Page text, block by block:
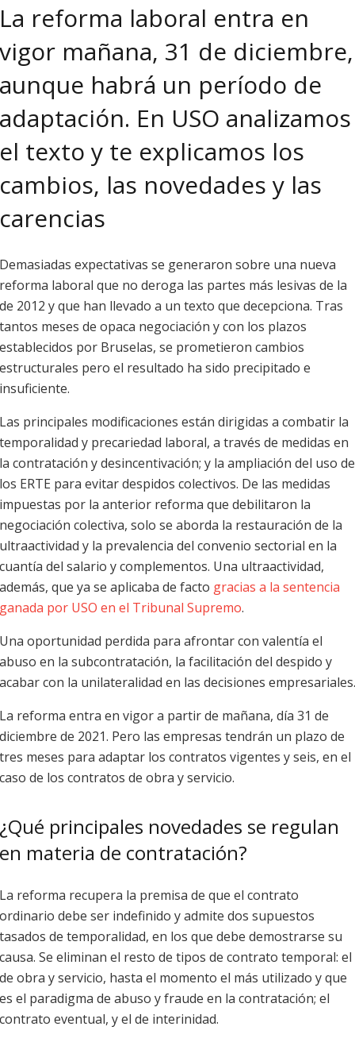
La reforma laboral entra en
vigor mañana, 31 de diciembre,
aunque habrá un período de
adaptación. En USO analizamos
el texto y te explicamos los
cambios, las novedades y las
carencias
Demasiadas expectativas se generaron sobre una nueva
reforma laboral que no deroga las partes más lesivas de la
de 2012 y que han llevado a un texto que decepciona. Tras
tantos meses de opaca negociación y con los plazos
establecidos por Bruselas, se prometieron cambios
estructurales pero el resultado ha sido precipitado e
insuficiente.
Las principales modificaciones están dirigidas a combatir la
temporalidad y precariedad laboral, a través de medidas en
la contratación y desincentivación; y la ampliación del uso de
los ERTE para evitar despidos colectivos. De las medidas
impuestas por la anterior reforma que debilitaron la
negociación colectiva, solo se aborda la restauración de la
ultraactividad y la prevalencia del convenio sectorial en la
cuantía del salario y complementos. Una ultraactividad,
además, que ya se aplicaba de facto gracias a la sentencia
ganada por USO en el Tribunal Supremo.
Una oportunidad perdida para afrontar con valentía el
abuso en la subcontratación, la facilitación del despido y
acabar con la unilateralidad en las decisiones empresariales.
La reforma entra en vigor a partir de mañana, día 31 de
diciembre de 2021. Pero las empresas tendrán un plazo de
tres meses para adaptar los contratos vigentes y seis, en el
caso de los contratos de obra y servicio.
¿Qué principales novedades se regulan
en materia de contratación?
La reforma recupera la premisa de que el contrato
ordinario debe ser indefinido y admite dos supuestos
tasados de temporalidad, en los que debe demostrarse su
causa. Se eliminan el resto de tipos de contrato temporal: el
de obra y servicio, hasta el momento el más utilizado y que
es el paradigma de abuso y fraude en la contratación; el
contrato eventual, y el de interinidad.